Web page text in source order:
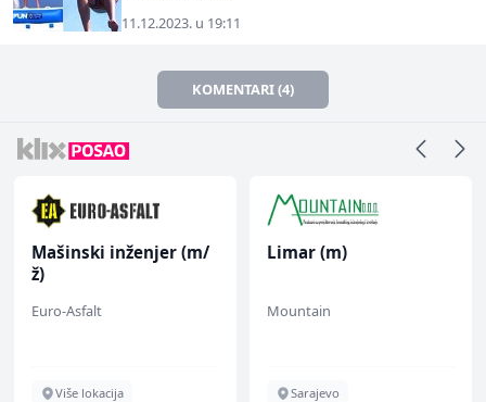
11.12.2023. u 19:11
KOMENTARI (4)
Mašinski inženjer (m/
ž)
Euro-Asfalt
Više lokacija
Limar (m)
Mountain
Sarajevo